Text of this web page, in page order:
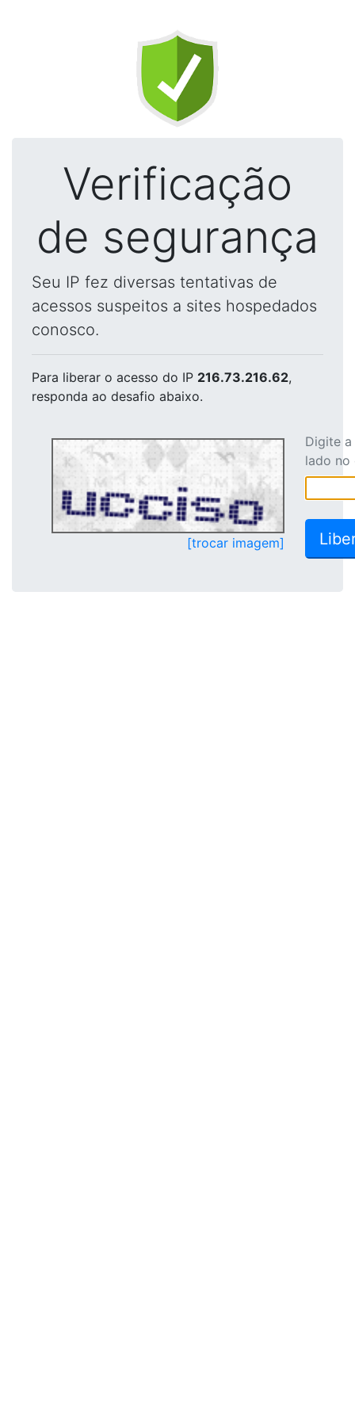
Verificação
de segurança
Seu IP fez diversas tentativas de
acessos suspeitos a sites hospedados
conosco.
Para liberar o acesso do IP 216.73.216.62,
responda ao desafio abaixo.
[trocar imagem]
Digite
lado no